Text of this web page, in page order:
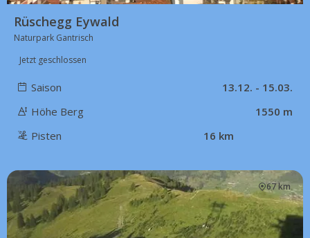
Rüschegg Eywald
Naturpark Gantrisch
Jetzt geschlossen
Saison
13.12. - 15.03.
Höhe Berg
1550 m
Pisten
16 km
67 km